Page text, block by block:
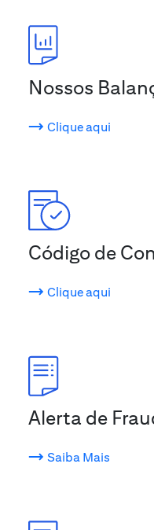
Nossos
Clique aqui
Código de
Clique aqui
Alerta de
Saiba Mais